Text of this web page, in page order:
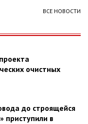
ВСЕ НОВОСТИ
очистных
до строящейся
приступили в